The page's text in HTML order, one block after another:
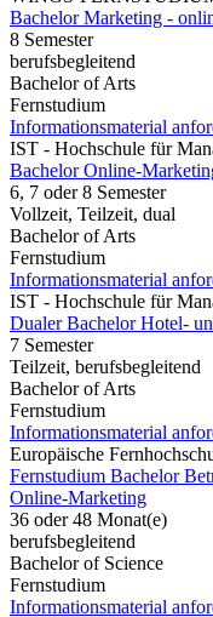
Bachelor Marketing -
8 Semester
berufsbegleitend
Bachelor of Arts
Fernstudium
Informationsmaterial
IST - Hochschule für
Bachelor Online-
6, 7 oder 8 Semester
Vollzeit, Teilzeit, dual
Bachelor of Arts
Fernstudium
Informationsmaterial
IST - Hochschule für
Dualer Bachelor Hotel-
7 Semester
Teilzeit, berufsbegleitend
Bachelor of Arts
Fernstudium
Informationsmaterial
Europäische
Fernstudium Bachelor
Online-Marketing
36 oder 48 Monat(e)
berufsbegleitend
Bachelor of Science
Fernstudium
Informationsmaterial